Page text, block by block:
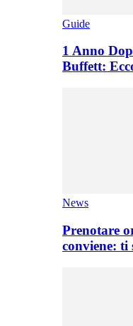
Guide
1 Anno
Buffett:
News
Prenotare
conviene: ti